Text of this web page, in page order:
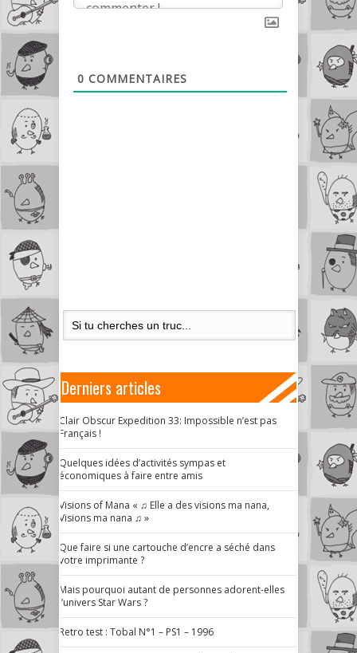
0 COMMENTAIRES
Derniers articles
Clair Obscur Expedition 33: Impossible n’est pas
Français !
Quelques idées d’activités sympas et
économiques à faire entre amis
Visions of Mana « ♫ Elle a des visions ma nana,
Visions ma nana ♫ »
Que faire si une cartouche d’encre a séché dans
votre imprimante ?
Mais pourquoi autant de personnes adorent-elles
l’univers Star Wars ?
Retro test : Tobal N°1 – PS1 – 1996